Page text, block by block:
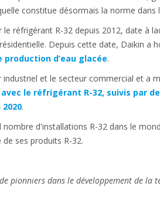
constitue désormais la norme dans
réfrigérant R-32 depuis 2012, date à
Depuis cette date, Daikin a
production d’eau glacée.
industriel et le secteur commercial et a
le réfrigérant R-32, suivis par
.
d'installations R-32 dans le
ses produits R-32.
pionniers dans le développement de la